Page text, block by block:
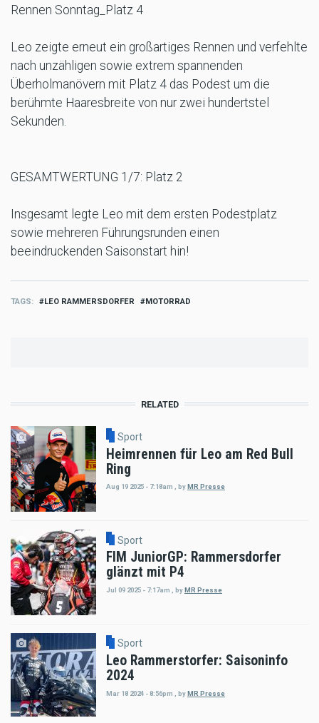
­Rennen Sonntag_Platz 4
Leo zeigte erneut ein großartiges Rennen und verfehlte
nach unzähligen sowie extrem spannenden
Überholmanövern mit Platz 4 das Podest um die
berühmte Haaresbreite von nur zwei hundertstel
Sekunden.
GESAMTWERTUNG 1/7: Platz 2
Insgesamt legte Leo mit dem ersten Podestplatz
sowie mehreren Führungsrunden einen
beeindruckenden Saisonstart hin!
TAGS LEO RAMMERSDORFER MOTORRAD
RELATED
Sport
Heimrennen für Leo am Red Bull
Ring
Aug 19 2025 - 7:18am byMR Presse
Sport
FIM JuniorGP: Rammersdorfer
glänzt mit P4
Jul 09 2025 - 7:17am byMR Presse
Sport
Leo Rammerstorfer: Saisoninfo
2024
Mar 18 2024 - 8:56pm byMR Presse